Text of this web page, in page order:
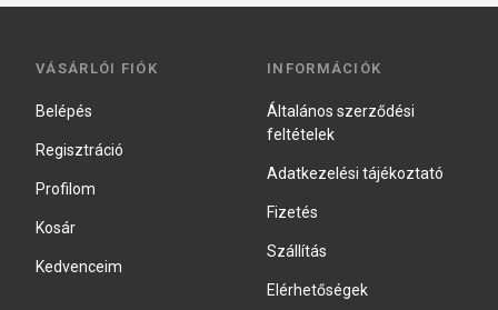
VÁSÁRLÓI FIÓK
Belépés
Regisztráció
Profilom
Kosár
Kedvenceim
INFORMÁCIÓK
Általános szerződési
feltételek
Adatkezelési tájékoztató
Fizetés
Szállítás
Elérhetőségek